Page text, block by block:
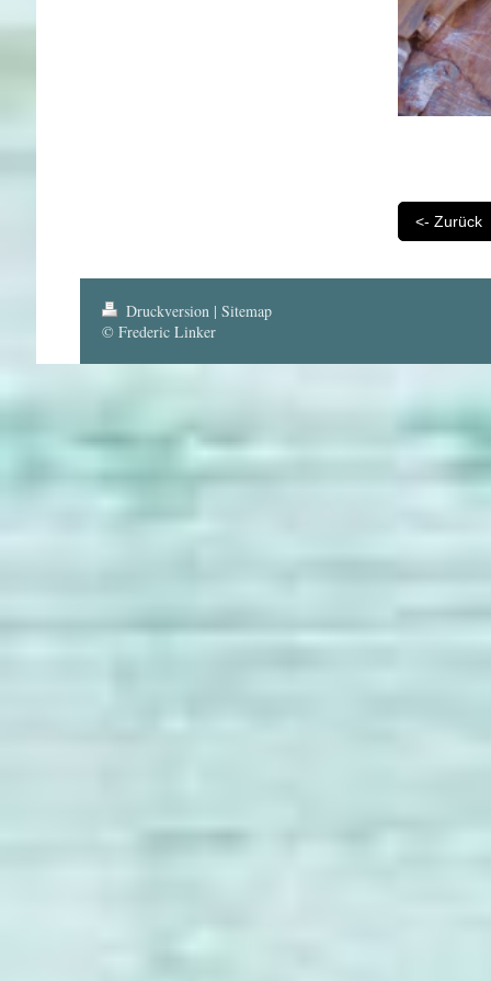
<- Zurück
Druckversion | Sitemap
© Frederic Linker